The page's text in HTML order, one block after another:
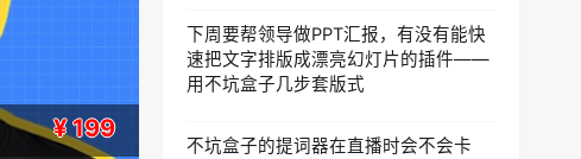
¥ 199
下周要帮领导做PPT汇报，有没有能快
速把文字排版成漂亮幻灯片的插件——
用不坑盒子几步套版式
不坑盒子的提词器在直播时会不会卡